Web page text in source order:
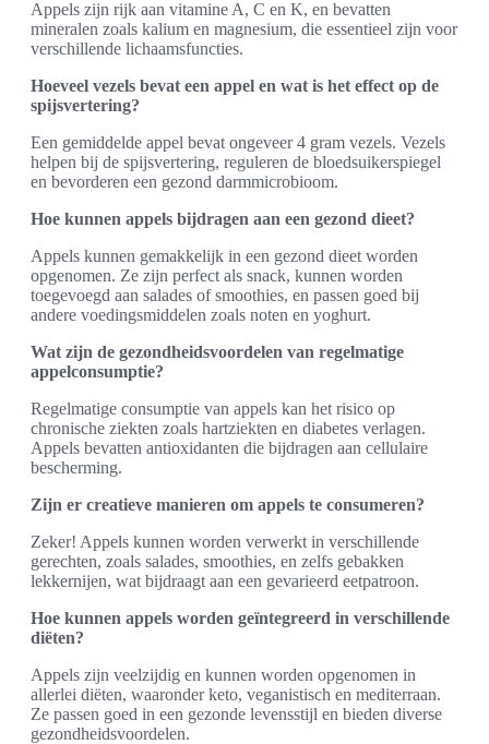
Appels zijn rijk aan vitamine A, C en K, en bevatten
mineralen zoals kalium en magnesium, die essentieel zijn voor
verschillende lichaamsfuncties.
Hoeveel vezels bevat een appel en wat is het effect op de
spijsvertering?
Een gemiddelde appel bevat ongeveer 4 gram vezels. Vezels
helpen bij de spijsvertering, reguleren de bloedsuikerspiegel
en bevorderen een gezond darmmicrobioom.
Hoe kunnen appels bijdragen aan een gezond dieet?
Appels kunnen gemakkelijk in een gezond dieet worden
opgenomen. Ze zijn perfect als snack, kunnen worden
toegevoegd aan salades of smoothies, en passen goed bij
andere voedingsmiddelen zoals noten en yoghurt.
Wat zijn de gezondheidsvoordelen van regelmatige
appelconsumptie?
Regelmatige consumptie van appels kan het risico op
chronische ziekten zoals hartziekten en diabetes verlagen.
Appels bevatten antioxidanten die bijdragen aan cellulaire
bescherming.
Zijn er creatieve manieren om appels te consumeren?
Zeker! Appels kunnen worden verwerkt in verschillende
gerechten, zoals salades, smoothies, en zelfs gebakken
lekkernijen, wat bijdraagt aan een gevarieerd eetpatroon.
Hoe kunnen appels worden geïntegreerd in verschillende
diëten?
Appels zijn veelzijdig en kunnen worden opgenomen in
allerlei diëten, waaronder keto, veganistisch en mediterraan.
Ze passen goed in een gezonde levensstijl en bieden diverse
gezondheidsvoordelen.